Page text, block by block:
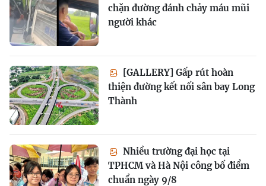
chặn đường đánh chảy máu mũi
người khác
[GALLERY] Gấp rút hoàn
thiện đường kết nối sân bay Long
Thành
Nhiều trường đại học tại
TPHCM và Hà Nội công bố điểm
chuẩn ngày 9/8